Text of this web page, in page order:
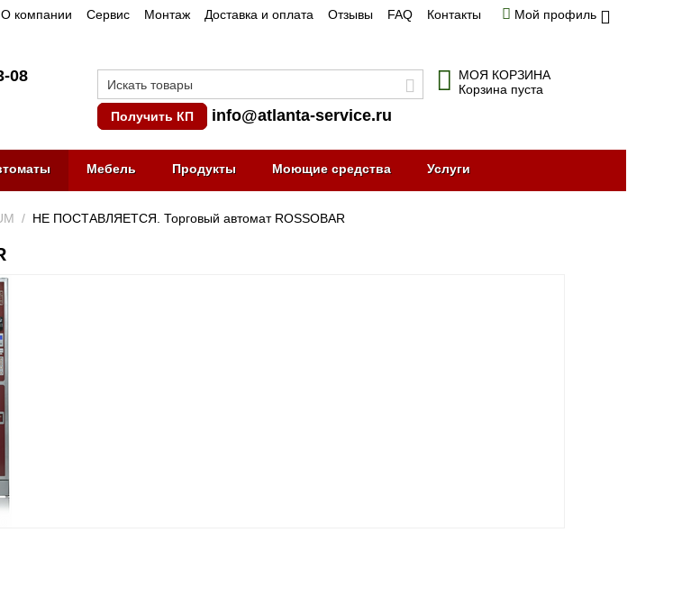
О компании Сервис Монтаж Доставка и оплата Отзывы FAQ Контакты Мой профиль
08
Получить КП
info@atlanta-service.ru
МОЯ КОРЗИНА
Корзина пуста
Мебель Продукты Моющие средства Услуги
/ НЕ ПОСТАВЛЯЕТСЯ. Торговый автомат ROSSOBAR